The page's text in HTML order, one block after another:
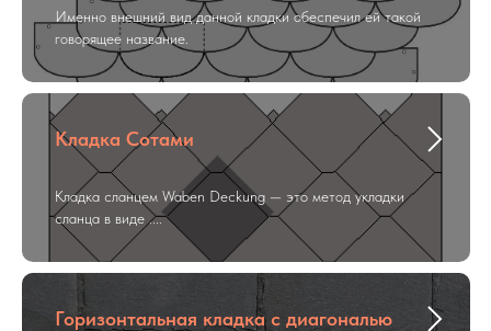
Именно внешний вид данной кладки обеспечил ей такой
говорящее название.
Кладка Сотами
Кладка сланцем Waben Deckung — это метод укладки
сланца в виде ....
Горизонтальная кладка с диагональю